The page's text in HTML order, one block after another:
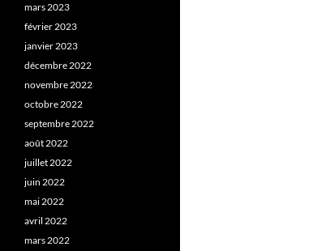
mars 2023
février 2023
janvier 2023
décembre 2022
novembre 2022
octobre 2022
septembre 2022
août 2022
juillet 2022
juin 2022
mai 2022
avril 2022
mars 2022